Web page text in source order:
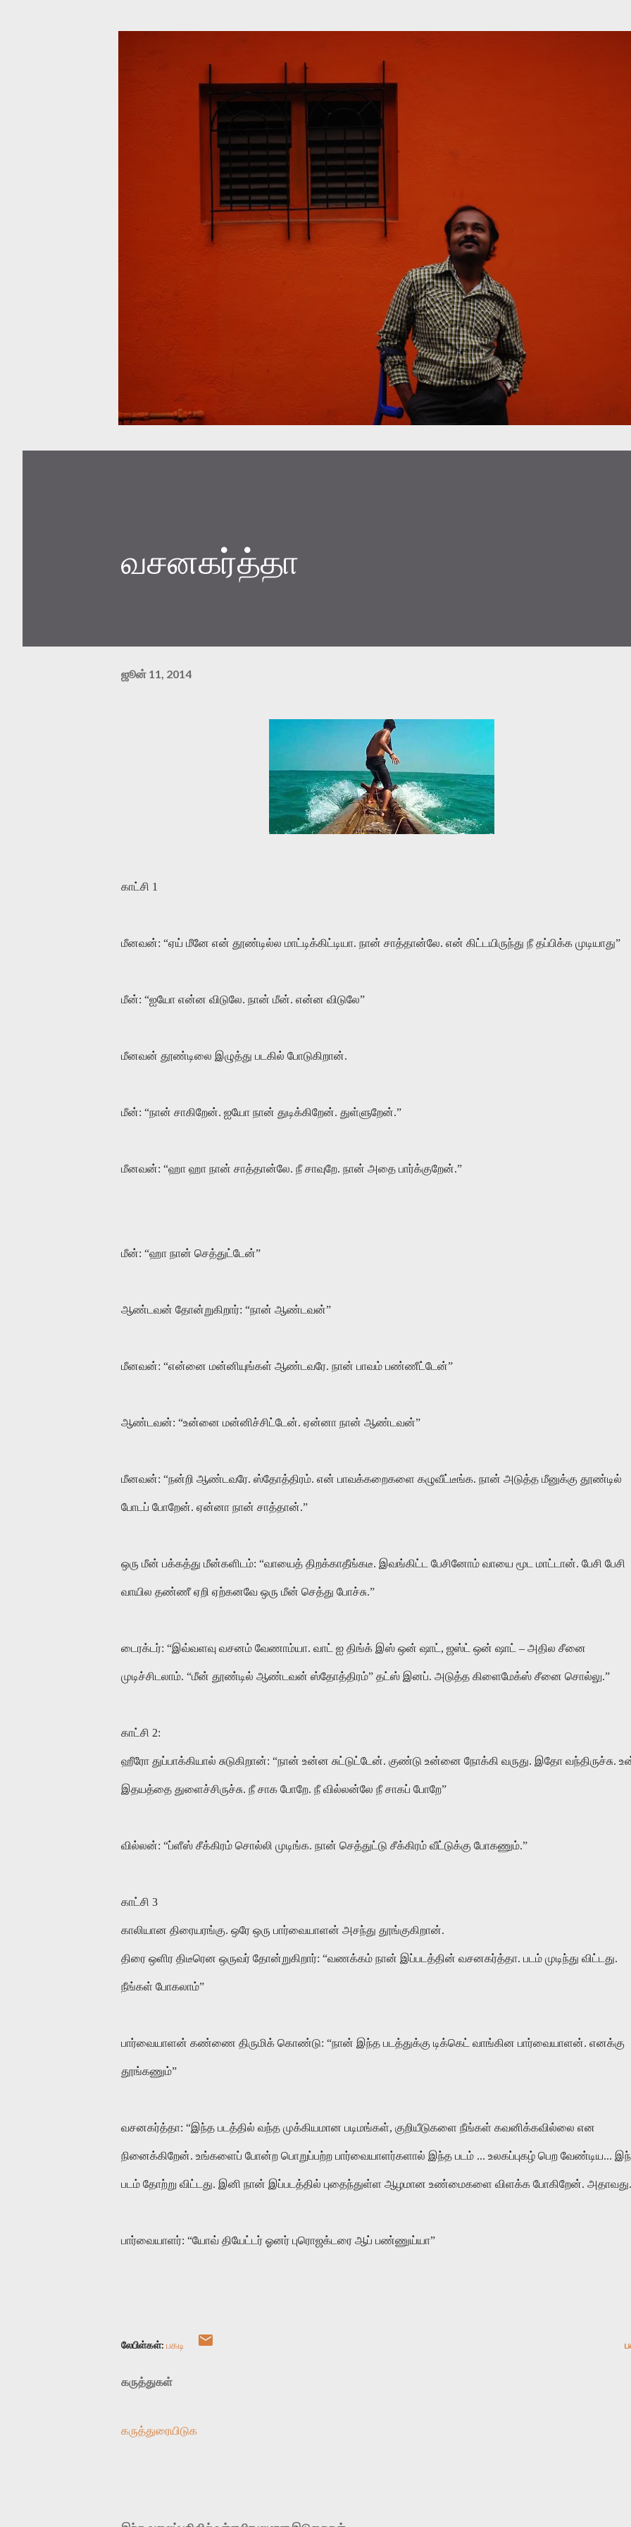
வசனகர்த்தா
ஜூன் 11, 2014
காட்சி 1
மீனவன்: “ஏய் மீனே என் தூண்டில்ல மாட்டிக்கிட்டியா. நான் சாத்தான்லே. என் கிட்டயிருந்து நீ தப்பிக்க முடியாது”
மீன்: “ஐயோ என்ன விடுலே. நான் மீன். என்ன விடுலே”
மீனவன் தூண்டிலை இழுத்து படகில் போடுகிறான்.
மீன்: “நான் சாகிறேன். ஐயோ நான் துடிக்கிறேன். துள்ளுறேன்.”
மீனவன்: “ஹா ஹா நான் சாத்தான்லே. நீ சாவுறே. நான் அதை பார்க்குறேன்.”
மீன்: “ஹா நான் செத்துட்டேன்”
ஆண்டவன் தோன்றுகிறார்: “நான் ஆண்டவன்”
மீனவன்: “என்னை மன்னியுங்கள் ஆண்டவரே. நான் பாவம் பண்ணீட்டேன்”
ஆண்டவன்: “உன்னை மன்னிச்சிட்டேன். ஏன்னா நான் ஆண்டவன்”
மீனவன்: “நன்றி ஆண்டவரே. ஸ்தோத்திரம். என் பாவக்கறைகளை கழுவீட்டீங்க. நான் அடுத்த மீனுக்கு தூண்டில்
போடப் போறேன். ஏன்னா நான் சாத்தான்.”
ஒரு மீன் பக்கத்து மீன்களிடம்: “வாயைத் திறக்காதீங்கடீ. இவங்கிட்ட பேசினோம் வாயை மூட மாட்டான். பேசி பேசி
வாயில தண்ணீ ஏறி ஏற்கனவே ஒரு மீன் செத்து போச்சு.”
டைரக்டர்: “இவ்வளவு வசனம் வேணாம்யா. வாட் ஐ திங்க் இஸ் ஒன் ஷாட், ஜஸ்ட் ஒன் ஷாட் – அதில சீனை
முடிச்சிடலாம். “மீன் தூண்டில் ஆண்டவன் ஸ்தோத்திரம்” தட்ஸ் இனப். அடுத்த கிளைமேக்ஸ் சீனை சொல்லு.”
காட்சி 2:
ஹீரோ துப்பாக்கியால் சுடுகிறான்: “நான் உன்ன சுட்டுட்டேன். குண்டு உன்னை நோக்கி வருது. இதோ வந்திருச்சு.
இதயத்தை துளைச்சிருச்சு. நீ சாக போறே. நீ வில்லன்லே நீ சாகப் போறே”
வில்லன்: “ப்ளீஸ் சீக்கிரம் சொல்லி முடிங்க. நான் செத்துட்டு சீக்கிரம் வீட்டுக்கு போகணும்.”
காட்சி 3
காலியான திரையரங்கு. ஒரே ஒரு பார்வையாளன் அசந்து தூங்குகிறான்.
திரை ஒளிர திடீரென ஒருவர் தோன்றுகிறார்: “வணக்கம் நான் இப்படத்தின் வசனகர்த்தா. படம் முடிந்து விட்டது.
நீங்கள் போகலாம்”
பார்வையாளன் கண்ணை திருமிக் கொண்டு: “நான் இந்த படத்துக்கு டிக்கெட் வாங்கின பார்வையாளன். எனக்கு
தூங்கணும்”
வசனகர்த்தா: “இந்த படத்தில் வந்த முக்கியமான படிமங்கள், குறியீடுகளை நீங்கள் கவனிக்கவில்லை என
நினைக்கிறேன். உங்களைப் போன்ற பொறுப்பற்ற பார்வையாளர்களால் இந்த படம் ... உலகப்புகழ் பெற வேண்டிய...
படம் தோற்று விட்டது. இனி நான் இப்படத்தில் புதைந்துள்ள ஆழமான உண்மைகளை விளக்க போகிறேன்.
பார்வையாளர்: “யோவ் தியேட்டர் ஓனர் புரொஜக்டரை ஆப் பண்ணுய்யா”
லேபிள்கள்: பகடி
கருத்துகள்
கருத்துரையிடுக